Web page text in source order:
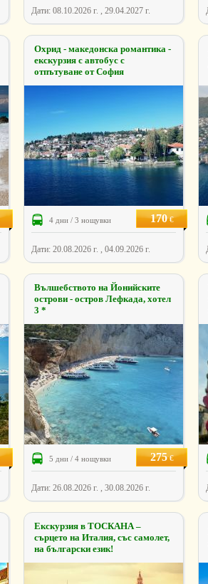
Дати: 08.10.2026 г. , 29.04.2027 г.
Охрид - македонска романтика -
екскурзия с автобус с
отпътуване от София
4 дни / 3 нощувки 170€
Дати: 20.08.2026 г. , 04.09.2026 г.
Вълшебството на Йонийските
острови - остров Лефкада, хотел
3 *
5 дни / 4 нощувки 275€
Дати: 26.08.2026 г. , 30.08.2026 г.
Екскурзия в ТОСКАНА –
сърцето на Италия, със самолет,
на български език!